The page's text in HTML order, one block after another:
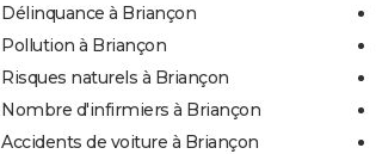
Délinquance à Briançon
Pollution à Briançon
Risques naturels à Briançon
Nombre d'infirmiers à Briançon
Accidents de voiture à Briançon